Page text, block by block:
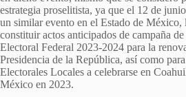
estrategia proselitista, ya que el 12 de
un similar evento en el Estado de México,
constituir actos anticipados de campaña
Electoral Federal 2023-2024 para la
Presidencia de la República, así como
Electorales Locales a celebrarse en
México en 2023.